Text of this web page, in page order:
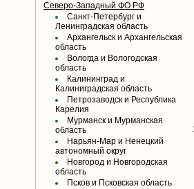
Северо-Западный ФО РФ
Санкт-Петербург и
Ленинградская область
Архангельск и Архангельская
область
Вологда и Вологодская
область
Калининград и
Калиниградская область
Петрозаводск и Республика
Карелия
Мурманск и Мурманская
область
Нарьян-Мар и Ненецкий
автономный округ
Новгород и Новгородская
область
Псков и Псковская область